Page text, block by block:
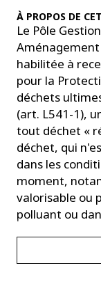
À PROPOS DE
Le Pôle
Aménagement
habilitée à
pour la
déchets
(art. L541-1),
tout déchet «
déchet, qui
dans les
moment,
valorisable ou
polluant ou